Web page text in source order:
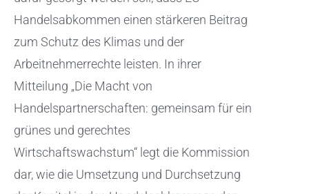
Handelsabkommen einen stärkeren Beitrag
zum Schutz des Klimas und der
Arbeitnehmerrechte leisten. In ihrer
Mitteilung „Die Macht von
Handelspartnerschaften: gemeinsam für ein
grünes und gerechtes
Wirtschaftswachstum“ legt die Kommission
dar, wie die Umsetzung und Durchsetzung